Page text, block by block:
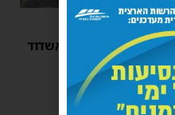
אסונות בין הזמנים
"אני מתחנן": קריאתו
הכאובה של רב העיר אשדוד
יוסי יחזקאלי |
18:35